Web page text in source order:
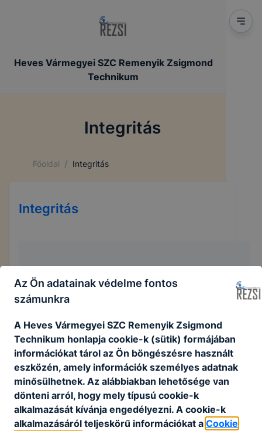
Heves Vármegyei SZC Remenyik Zsigmond
Technikum
Integritás
Főoldal / Integritás
Integritás
Kattintson
Az Ön adatainak védelme fontos
számunkra
A Heves Vármegyei SZC Remenyik Zsigmond
Technikum honlapja cookie-k (sütik) formájában
információkat tárol az Ön böngészésre használt
eszközén, amely információk személyes adatnak
minősülhetnek. Az alábbiakban lehetősége van
dönteni arról, hogy mely típusú cookie-k
alkalmazását kívánja engedélyezni. A cookie-k
alkalmazásáról teljeskörű információkat a Cookie